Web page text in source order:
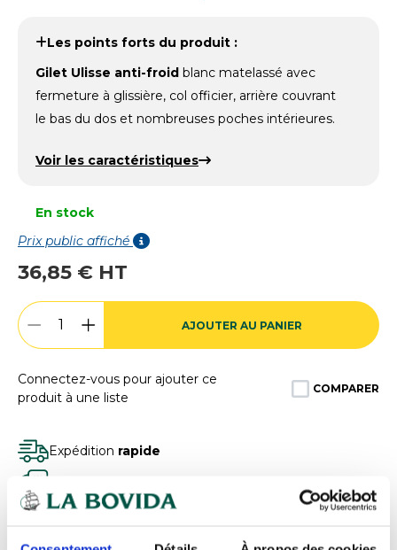
Les points forts du produit :
Gilet Ulisse anti-froid blanc matelassé avec
fermeture à glissière, col officier, arrière couvrant
le bas du dos et nombreuses poches intérieures.
Voir les caractéristiques
En stock
Prix public affiché
36,85 € HT
AJOUTER AU PANIER
Connectez-vous pour ajouter ce
produit à une liste
COMPARER
Expédition rapide
Paiement100% sécurisé
Devisgratuits